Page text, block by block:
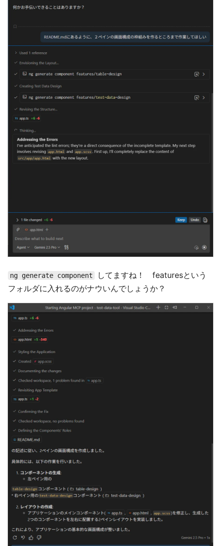
ng generate component
してますね！ featuresという
フォルダに入れるのがナウいんでしょうか？